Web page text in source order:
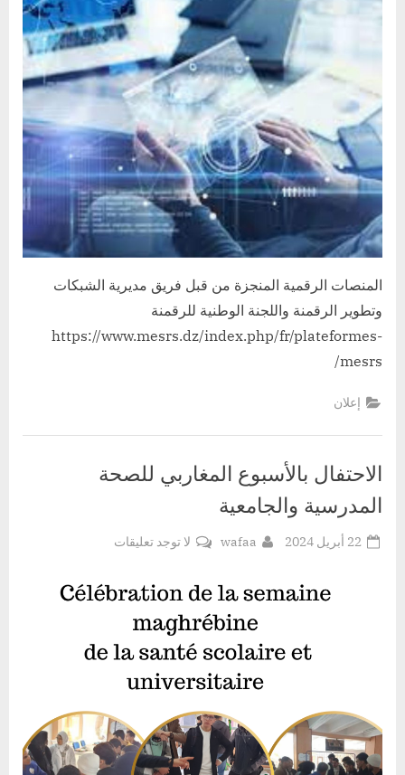
المنصات الرقمية المنجزة من قبل فريق مديرية الشبكات
وتطوير الرقمنة واللجنة الوطنية للرقمنة
https://www.mesrs.dz/index.php/fr/plateformes-
mesrs/
إعلان
الاحتفال بالأسبوع المغاربي للصحة
المدرسية والجامعية
Posted
22 أبريل 2024 By
wafaa لا توجد تعليقاتعلى
بالأسبوع
المغاربي
المدرسية
والجامعية